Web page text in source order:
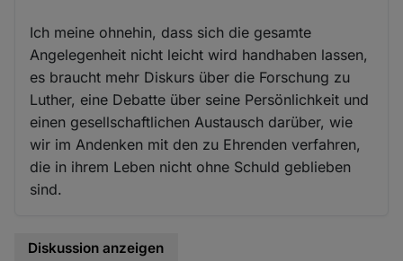
Ich meine ohnehin, dass sich die gesamte
Angelegenheit nicht leicht wird handhaben lassen,
es braucht mehr Diskurs über die Forschung zu
Luther, eine Debatte über seine Persönlichkeit und
einen gesellschaftlichen Austausch darüber, wie
wir im Andenken mit den zu Ehrenden verfahren,
die in ihrem Leben nicht ohne Schuld geblieben
sind.
Diskussion anzeigen